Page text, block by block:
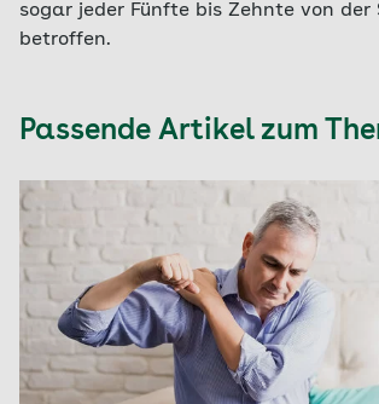
sogar jeder Fünfte bis Zehnte von der
betroffen.
Passende Artikel zum